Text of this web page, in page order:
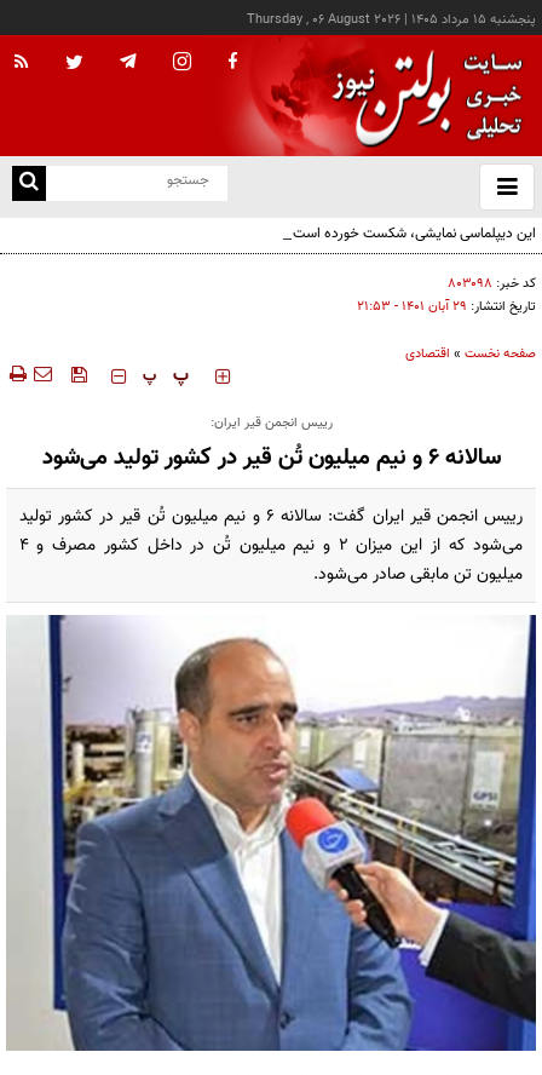
پنجشنبه ۱۵ مرداد ۱۴۰۵ |
Thursday , 06 August 2026
باز
و
این دیپلماسی نمایشی، شکست خورده است/واقعیت‌ها را بپذیرید و به تعهدات خود عمل کنید
کد خبر: ۸۰۳۰۹۸
تاریخ انتشار: ۲۹ آبان ۱۴۰۱ - ۲۱:۵۳
صفحه نخست » اقتصادی
‍‍‍ پ پ
رییس انجمن قیر ایران:
سالانه ۶ و نیم میلیون تُن قیر در کشور تولید می‌شود
رییس انجمن قیر ایران گفت: سالانه ۶ و نیم میلیون تُن قیر در کشور تولید
می‌شود که از این میزان ۲ و نیم میلیون تُن در داخل کشور مصرف و ۴
میلیون تن مابقی صادر می‌شود.